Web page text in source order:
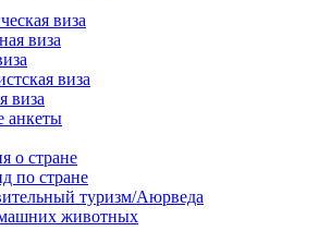
виза
виза
виза
виза
анкеты
о стране
по стране
туризм/Аюрведа
животных